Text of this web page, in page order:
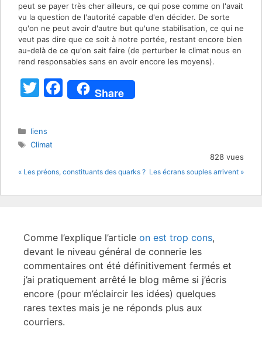
peut se payer très cher ailleurs, ce qui pose comme on l'avait
vu la question de l'autorité capable d'en décider. De sorte
qu'on ne peut avoir d'autre but qu'une stabilisation, ce qui ne
veut pas dire que ce soit à notre portée, restant encore bien
au-delà de ce qu'on sait faire (de perturber le climat nous en
rend responsables sans en avoir encore les moyens).
T
itt
er
F
a
o
o
Share
Catégories
liens
Étiquettes
Climat
828 vues
« Les préons, constituants des quarks ? Les écrans souples arrivent »
Comme l’explique l’article on est trop cons,
devant le niveau général de connerie les
commentaires ont été définitivement fermés et
j’ai pratiquement arrêté le blog même si j’écris
encore (pour m’éclaircir les idées) quelques
rares textes mais je ne réponds plus aux
courriers.